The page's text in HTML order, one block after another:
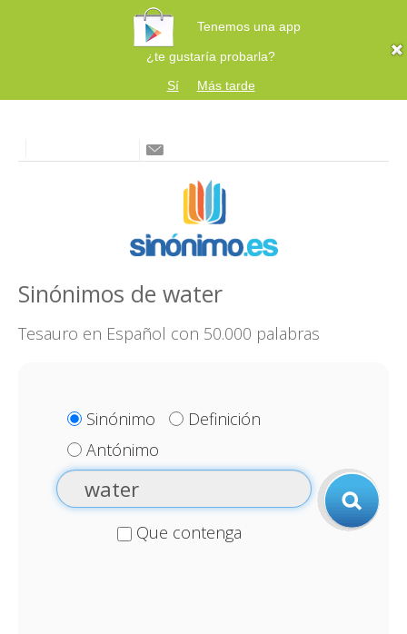
Tenemos una app
¿te gustaría probarla?
Sí
Más tarde
Sinónimos de water
Tesauro en Español con 50.000 palabras
Sinónimo
Definición
Antónimo
Que contenga